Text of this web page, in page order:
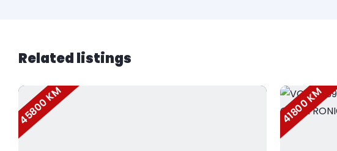
Related listings
45800 KM 41800 KM